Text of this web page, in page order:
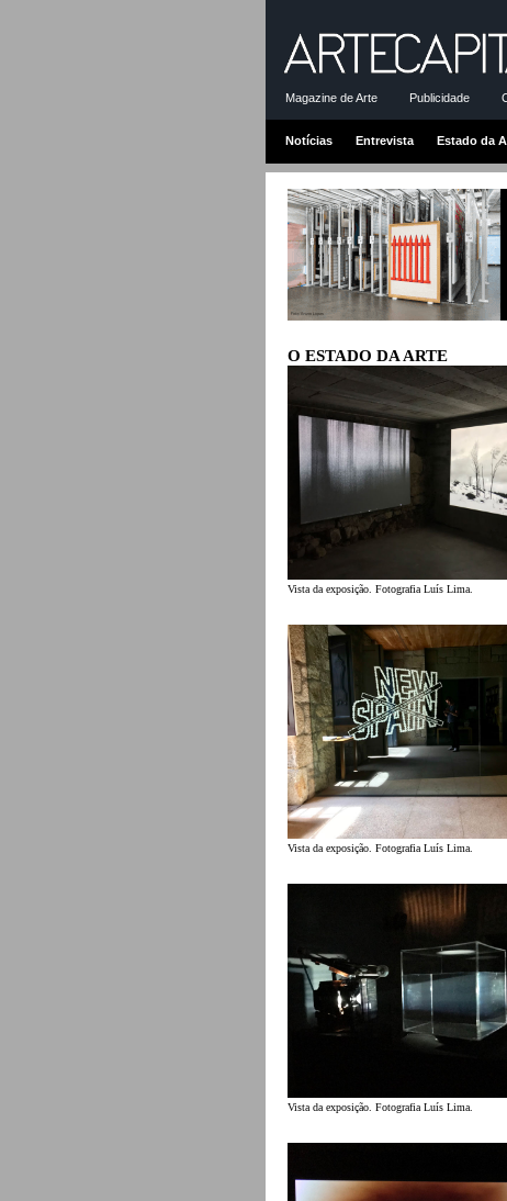
Magazine de Arte Publicidade
Notícias Entrevista Estado da
O ESTADO DA ARTE
Vista da exposição. Fotografia Luís Lima.
Vista da exposição. Fotografia Luís Lima.
Vista da exposição. Fotografia Luís Lima.